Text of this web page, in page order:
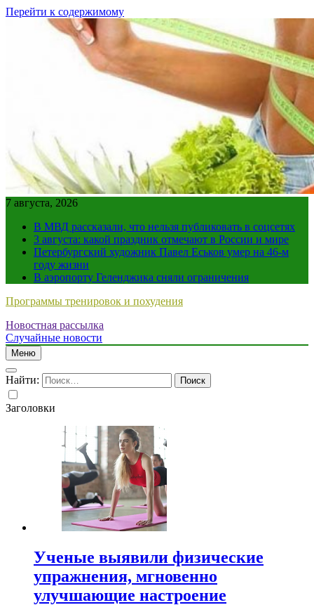
Перейти к содержимому
7 августа, 2026
В МВД рассказали, что нельзя публиковать в соцсетях
3 августа: какой праздник отмечают в России и мире
Петербургский художник Павел Еськов умер на 46-м
году жизни
В аэропорту Геленджика сняли ограничения
Программы тренировок и похудения
Новостная рассылка
Случайные новости
Меню
Найти:
Заголовки
Ученые выявили физические
упражнения, мгновенно
улучшающие настроение